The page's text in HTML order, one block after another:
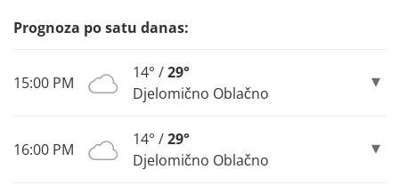
Prognoza po satu danas:
15:00 PM
14° /29°
Djelomično Oblačno
16:00 PM
14° /29°
Djelomično Oblačno